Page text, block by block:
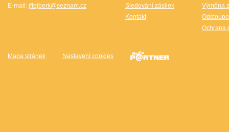
E-mail: jflejberk@seznam.cz
Sledování zásilek
Kontakt
Výměna
Ochrana
Mapa stránek Nastavení cookies